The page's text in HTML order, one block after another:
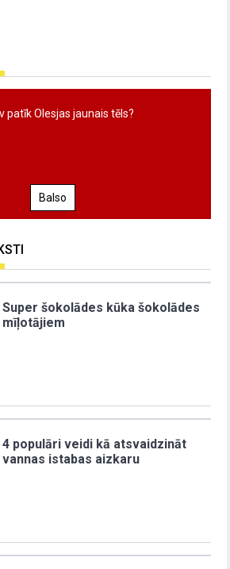
patīk Olesjas jaunais tēls?
Balso
Super šokolādes kūka šokolādes
mīļotājiem
4 populāri veidi kā atsvaidzināt
vannas istabas aizkaru